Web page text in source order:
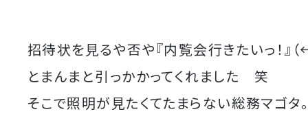
招待状を見るや否や『内覧会行きたいっ！』
とまんまと引っかかってくれました 笑
そこで照明が見たくてたまらない総務マゴタ